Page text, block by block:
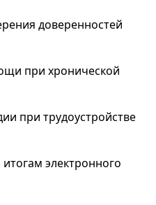
доверенностей
при хронической
при трудоустройстве
электронного